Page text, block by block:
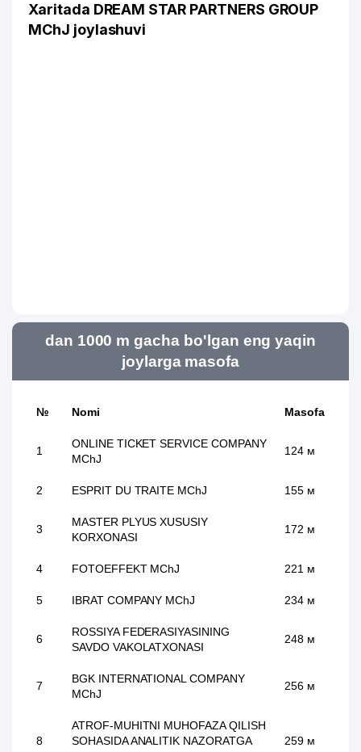
Xaritada DREAM STAR PARTNERS GROUP
MChJ joylashuvi
dan 1000 m gacha bo'lgan eng yaqin
joylarga masofa
№ Nomi Masofa
1
ONLINE TICKET SERVICE COMPANY
MChJ
124 м
2 ESPRIT DU TRAITE MChJ 155 м
3
MASTER PLYUS XUSUSIY
KORXONASI
172 м
4 FOTOEFFEKT MChJ 221 м
5 IBRAT COMPANY MChJ 234 м
6
ROSSIYA FEDERASIYASINING
SAVDO VAKOLATXONASI
248 м
7
BGK INTERNATIONAL COMPANY
MChJ
256 м
8
ATROF-MUHITNI MUHOFAZA QILISH
SOHASIDA ANALITIK NAZORATGA
259 м